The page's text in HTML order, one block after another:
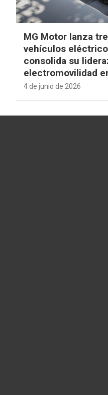
MG Motor lanza
vehículos
consolida su
electromovilidad
4 de junio de 2026